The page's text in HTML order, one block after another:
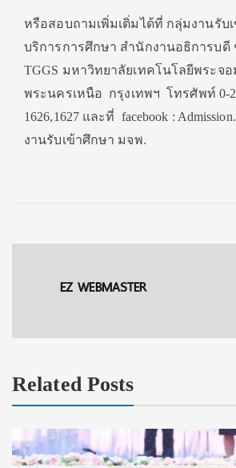
หรือสอบถามเพิ่มเติ่มได้ที่ กลุ่มงานรับ
บริการการศึกษา สำนักงานอธิการบดี
TGGS มหาวิทยาลัยเทคโนโลยีพระจอ
พระนครเหนือ กรุงเทพฯ โทรศัพท์ 0-
1626,1627 และที่ facebook :
งานรับเข้าศึกษา มจพ.
EZ WEBMASTER
Related Posts